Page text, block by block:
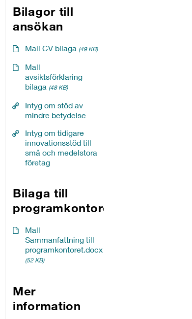
Bilagor till
ansökan
Mall CV bilaga (49 KB)
Mall
avsiktsförklaring
bilaga (48 KB)
Intyg om stöd av
mindre betydelse
Intyg om tidigare
innovationsstöd till
små och medelstora
företag
Bilaga till
programkontoret
Mall
Sammanfattning till
programkontoret.docx
(52 KB)
Mer
information